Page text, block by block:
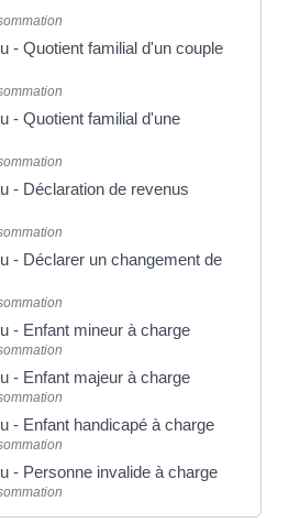
- Quotient familial d'un couple
- Quotient familial d'une
- Déclaration de revenus
- Déclarer un changement de
- Enfant mineur à charge
- Enfant majeur à charge
- Enfant handicapé à charge
- Personne invalide à charge